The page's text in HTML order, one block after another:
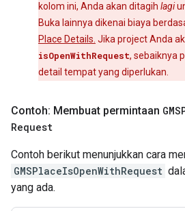
kolom ini, Anda akan ditagih lagi
Buka lainnya dikenai biaya
Place Details. Jika project Anda
isOpenWithRequest, sebaiknya
detail tempat yang diperlukan.
Contoh: Membuat permintaan
Request
Contoh berikut menunjukkan cara
GMSPlaceIsOpenWithRequest
yang ada.